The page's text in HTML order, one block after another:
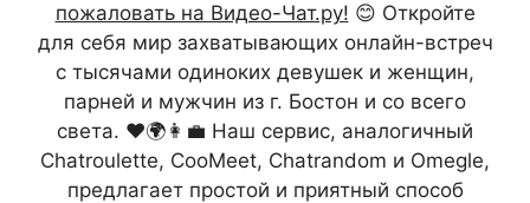
пожаловать на Видео-Чат.ру! 😊 Откройте
для себя мир захватывающих онлайн-встреч
с тысячами одиноких девушек и женщин,
парней и мужчин из г. Бостон и со всего
света. ❤️🌍👩‍💼 Наш сервис, аналогичный
Chatroulette, CooMeet, Chatrandom и Omegle,
предлагает простой и приятный способ